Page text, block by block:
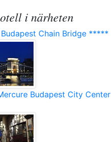
i närheten
Chain Bridge *****
Budapest City Center